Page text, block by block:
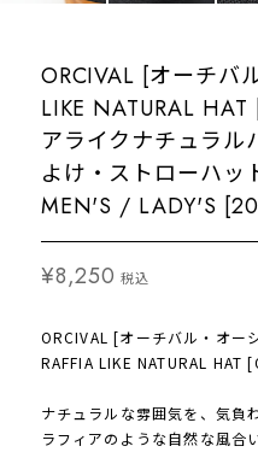
ORCIVAL [オーチバ
LIKE NATURAL
アライクナチュラル
よけ・ストローハッ
MEN'S / LADY'S
¥8,250 税込
ORCIVAL [オーチバル・オー
RAFFIA LIKE NATURAL HAT
ナチュラルな雰囲気を、気負
ラフィアのような自然な風合